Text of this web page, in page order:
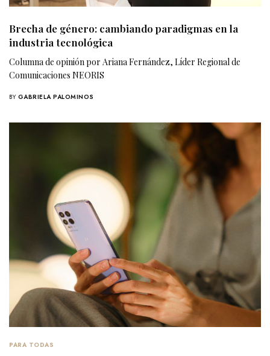
Brecha de género: cambiando paradigmas en la
industria tecnológica
Columna de opinión por Ariana Fernández, Líder Regional de
Comunicaciones NEORIS
BY GABRIELA PALOMINOS
PARA TODAS